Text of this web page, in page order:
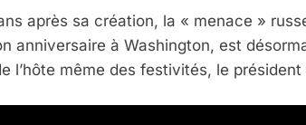
après sa création, la « menace »
anniversaire à Washington, est
l’hôte même des festivités, le